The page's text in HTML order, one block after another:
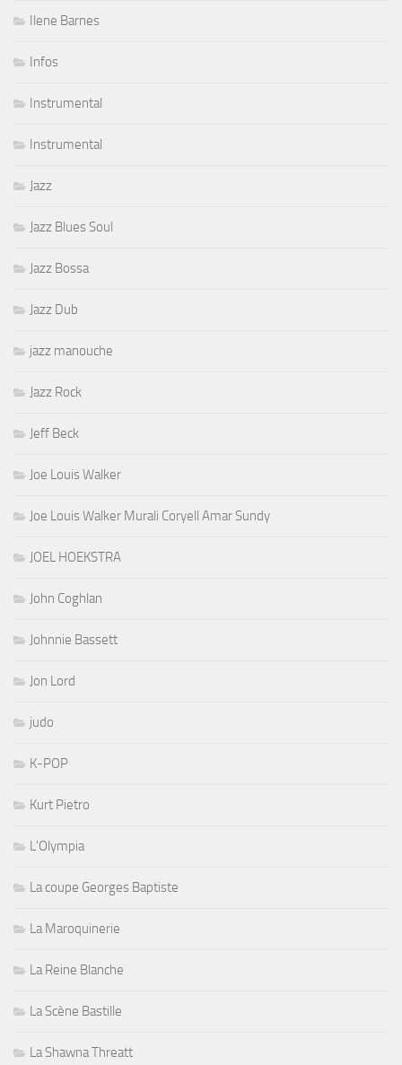
Ilene Barnes
Infos
Instrumental
Instrumental
Jazz
Jazz Blues Soul
Jazz Bossa
Jazz Dub
jazz manouche
Jazz Rock
Jeff Beck
Joe Louis Walker
Joe Louis Walker Murali Coryell Amar Sundy
JOEL HOEKSTRA
John Coghlan
Johnnie Bassett
Jon Lord
judo
K-POP
Kurt Pietro
L'Olympia
La coupe Georges Baptiste
La Maroquinerie
La Reine Blanche
La Scène Bastille
La Shawna Threatt